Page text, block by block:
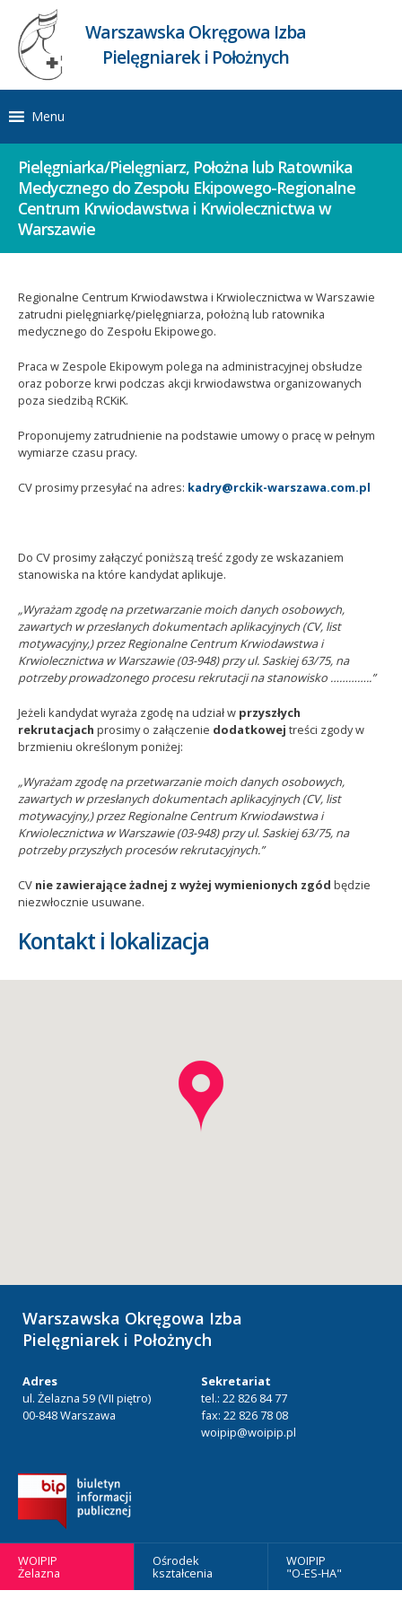
Warszawska Okręgowa Izba
Pielęgniarek i Położnych
Menu
Pielęgniarka/Pielęgniarz, Położna lub Ratownika
Medycznego do Zespołu Ekipowego-Regionalne
Centrum Krwiodawstwa i Krwiolecznictwa w
Warszawie
Regionalne Centrum Krwiodawstwa i Krwiolecznictwa w Warszawie
zatrudni pielęgniarkę/pielęgniarza, położną lub ratownika
medycznego do Zespołu Ekipowego.
Praca w Zespole Ekipowym polega na administracyjnej obsłudze
oraz poborze krwi podczas akcji krwiodawstwa organizowanych
poza siedzibą RCKiK.
Proponujemy zatrudnienie na podstawie umowy o pracę w pełnym
wymiarze czasu pracy.
CV prosimy przesyłać na adres: kadry@rckik-warszawa.com.pl
Do CV prosimy załączyć poniższą treść zgody ze wskazaniem
stanowiska na które kandydat aplikuje.
„Wyrażam zgodę na przetwarzanie moich danych osobowych,
zawartych w przesłanych dokumentach aplikacyjnych (CV, list
motywacyjny,) przez Regionalne Centrum Krwiodawstwa i
Krwiolecznictwa w Warszawie (03-948) przy ul. Saskiej 63/75, na
potrzeby prowadzonego procesu rekrutacji na stanowisko …………..”
Jeżeli kandydat wyraża zgodę na udział w przyszłych
rekrutacjach prosimy o załączenie dodatkowej treści zgody w
brzmieniu określonym poniżej:
„Wyrażam zgodę na przetwarzanie moich danych osobowych,
zawartych w przesłanych dokumentach aplikacyjnych (CV, list
motywacyjny,) przez Regionalne Centrum Krwiodawstwa i
Krwiolecznictwa w Warszawie (03-948) przy ul. Saskiej 63/75, na
potrzeby przyszłych procesów rekrutacyjnych.”
CV nie zawierające żadnej z wyżej wymienionych zgód będzie
niezwłocznie usuwane.
Kontakt i lokalizacja
Warszawska Okręgowa Izba
Pielęgniarek i Położnych
Adres
ul. Żelazna 59 (VII piętro)
00-848 Warszawa
Sekretariat
tel.: 22 826 84 77
fax: 22 826 78 08
woipip@woipip.pl
WOIPIP
Żelazna
Ośrodek
kształcenia
WOIPIP
"O-ES-HA"